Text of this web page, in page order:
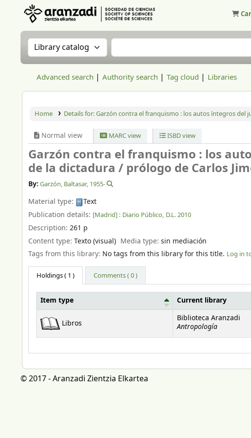
Search the catalog by:Search the catalog
Advanced search Authority search Tag cloud Libraries
Home Details for:Garzón contra el franquismo : los autos íntegros del
Normal view MARC view ISBD view
Garzón contra el franquismo : los
de la dictadura / prólogo de Carlos
By: Garzón, Baltasar, 1955-
Material type:
Text
Publication details: [Madrid] : Diario Público, D.L. 2010
Description: 261 p
Content type: Texto (visual) Media type:sin mediación
Tags from this library: No tags from this library for this title. Log in
Holdings( 1 ) Comments ( 0 )
Item type Current library
Libros
Biblioteca Aranzadi
Antropología
© 2017 - Aranzadi Zientzia Elkartea